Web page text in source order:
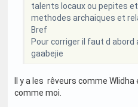
talents locaux ou pepites
methodes archaiques et
Bref
Pour corriger il faut d abord
gaabejie
Il y a les rêveurs comme
comme moi.